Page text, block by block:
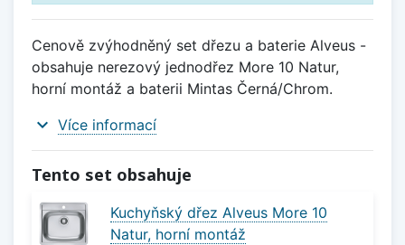
Cenově zvýhodněný set dřezu a baterie Alveus -
obsahuje nerezový jednodřez More 10 Natur,
horní montáž a baterii Mintas Černá/Chrom.
expand_more Více informací
Tento set obsahuje
Kuchyňský dřez Alveus More 10
Natur, horní montáž